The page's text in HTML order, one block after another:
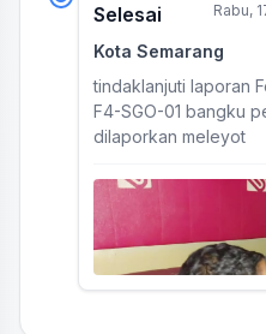
Selesai Rabu,
Kota Semarang
tindaklanjuti laporan
F4-SGO-01 bangku
dilaporkan meleyot